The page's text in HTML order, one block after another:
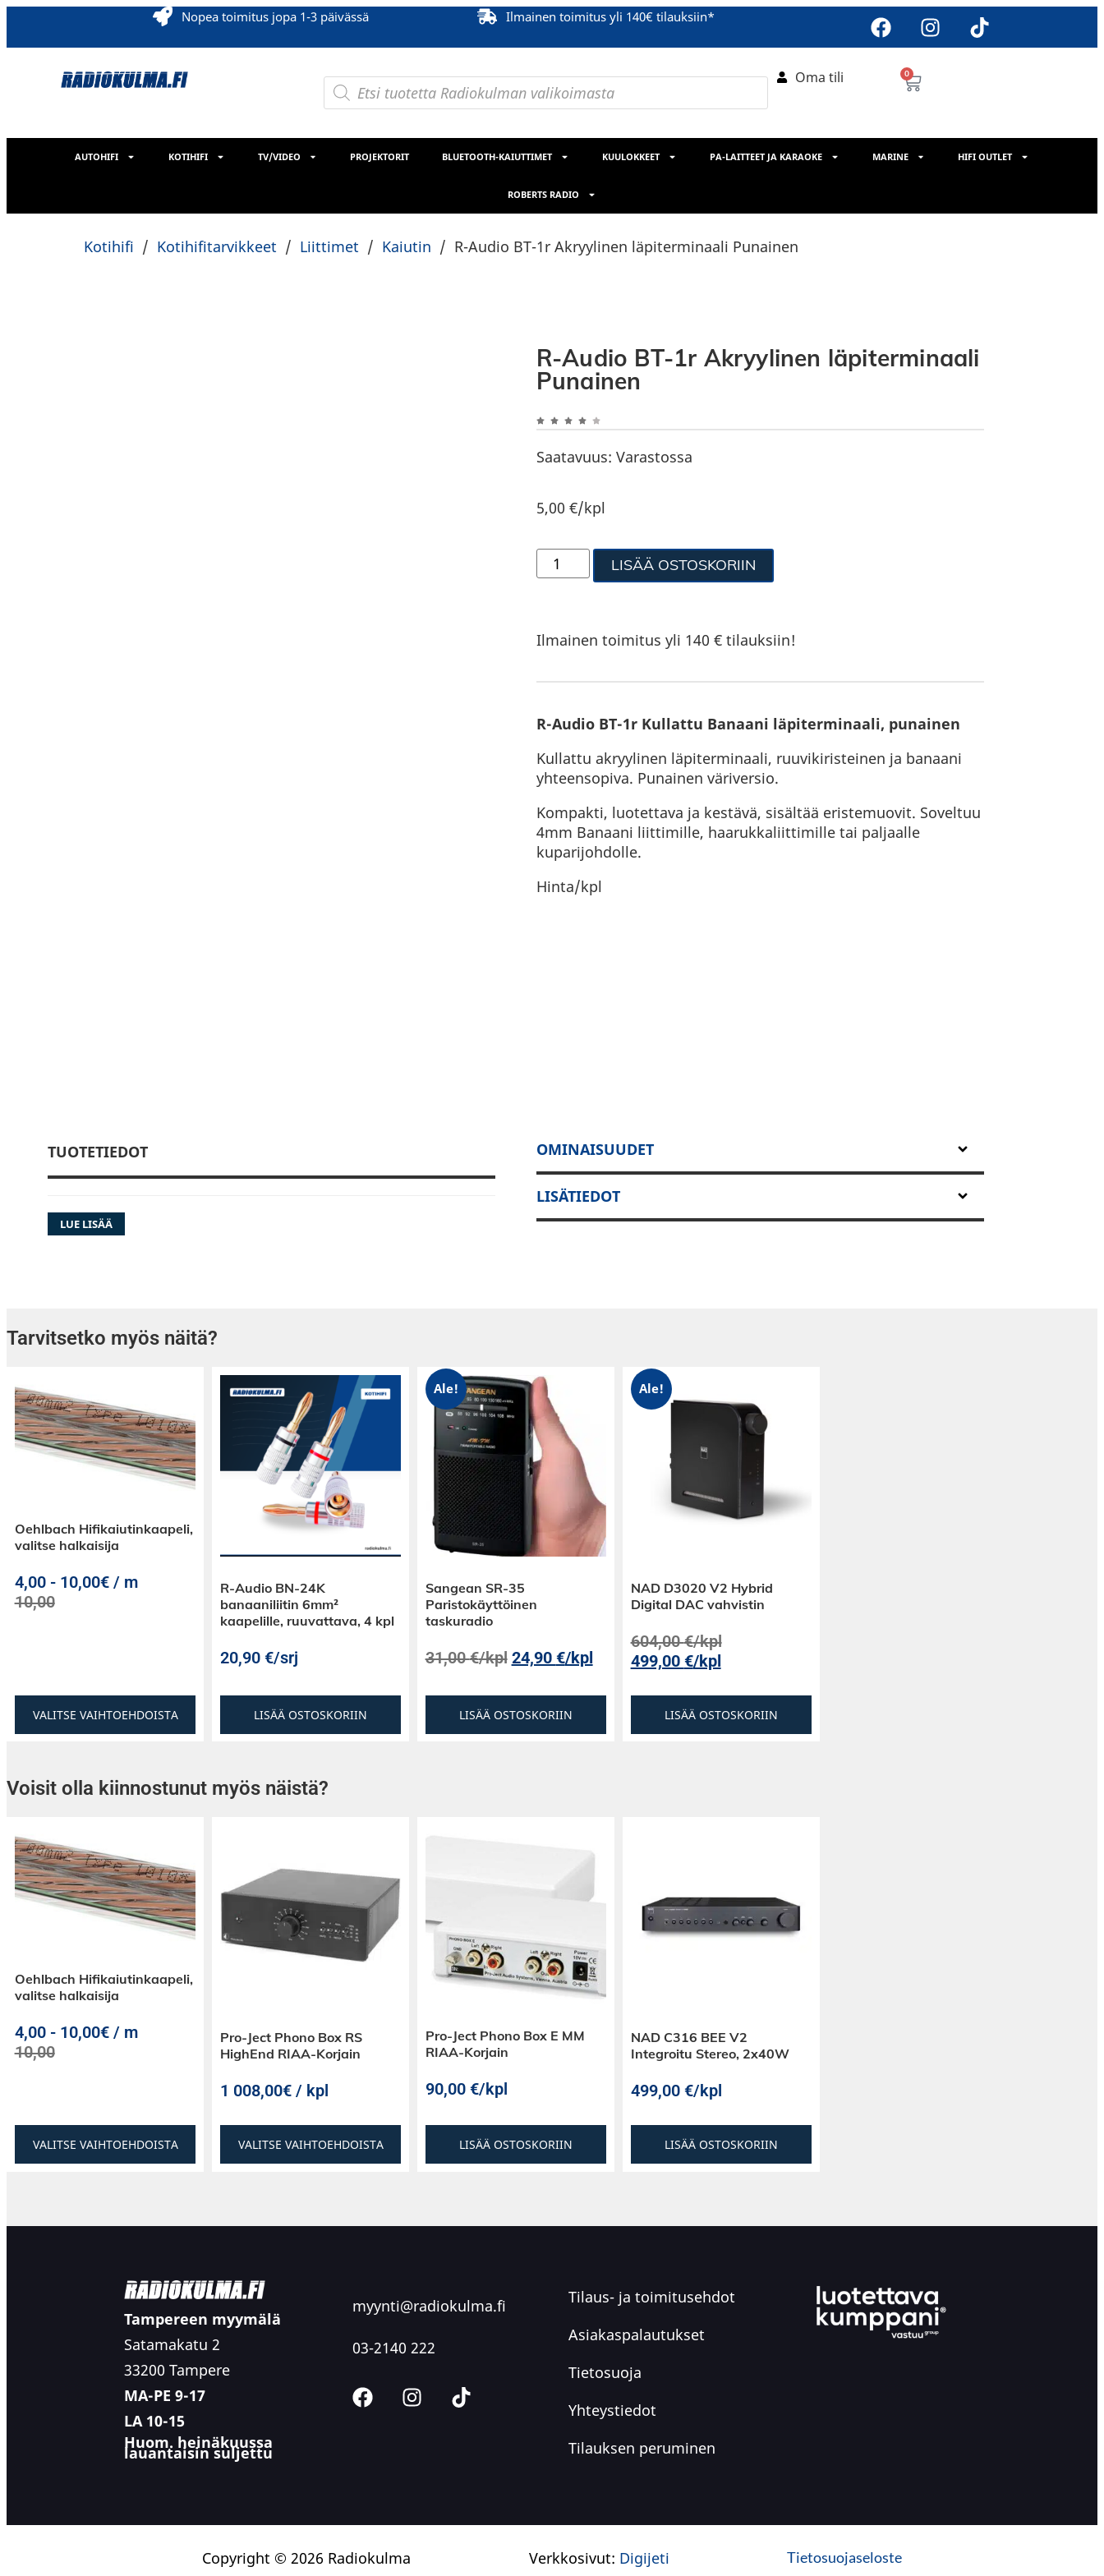
Nopea toimitus jopa 1-3 päivässä Ilmainen toimitus yli 140€ tilauksiin*
Oma tili 0
AUTOHIFI KOTIHIFI TV/VIDEO PROJEKTORIT BLUETOOTH-KAIUTTIMET KUULOKKEET PA-LAITTEET JA KARAOKE MARINE HIFI OUTLET
ROBERTS RADIO
Kotihifi / Kotihifitarvikkeet / Liittimet / Kaiutin / R-Audio BT-1r Akryylinen läpiterminaali Punainen
R-Audio BT-1r Akryylinen läpiterminaali
Punainen
Saatavuus: Varastossa
5,00 €/kpl
LISÄÄ OSTOSKORIIN
Ilmainen toimitus yli 140 € tilauksiin!
R-Audio BT-1r Kullattu Banaani läpiterminaali, punainen
Kullattu akryylinen läpiterminaali, ruuvikiristeinen ja banaani
yhteensopiva. Punainen väriversio.
Kompakti, luotettava ja kestävä, sisältää eristemuovit. Soveltuu
4mm Banaani liittimille, haarukkaliittimille tai paljaalle
kuparijohdolle.
Hinta/kpl
TUOTETIEDOT
LUE LISÄÄ
OMINAISUUDET
LISÄTIEDOT
Tarvitsetko myös näitä?
Oehlbach Hifikaiutinkaapeli,
valitse halkaisija
4,00- 10,00€ / m
10,00
VALITSE VAIHTOEHDOISTA
R-Audio BN-24K
banaaniliitin 6mm²
kaapelille, ruuvattava, 4 kpl
20,90 €/srj
LISÄÄ OSTOSKORIIN
Ale!
Sangean SR-35
Paristokäyttöinen
taskuradio
31,00€/kpl 24,90 €/kpl
LISÄÄ OSTOSKORIIN
Ale!
NAD D3020 V2 Hybrid
Digital DAC vahvistin
604,00€/kpl
499,00 €/kpl
LISÄÄ OSTOSKORIIN
Voisit olla kiinnostunut myös näistä?
Oehlbach Hifikaiutinkaapeli,
valitse halkaisija
4,00- 10,00€ / m
10,00
VALITSE VAIHTOEHDOISTA
Pro-Ject Phono Box RS
HighEnd RIAA-Korjain
1 008,00€ / kpl
VALITSE VAIHTOEHDOISTA
Pro-Ject Phono Box E MM
RIAA-Korjain
90,00 €/kpl
LISÄÄ OSTOSKORIIN
NAD C316 BEE V2
Integroitu Stereo, 2x40W
499,00 €/kpl
LISÄÄ OSTOSKORIIN
Tampereen myymälä
Satamakatu 2
33200 Tampere
MA-PE 9-17
LA 10-15
Huom. heinäkuussa
lauantaisin suljettu
myynti@radiokulma.fi
03-2140 222
Tilaus- ja toimitusehdot
Asiakaspalautukset
Tietosuoja
Yhteystiedot
Tilauksen peruminen
Copyright © 2026 Radiokulma Verkkosivut: Digijeti Tietosuojaseloste